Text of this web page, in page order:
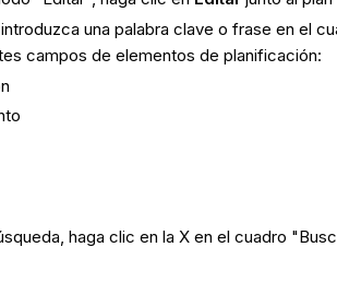
una palabra clave o frase en el
campos de elementos de planificación:
haga clic en la X en el cuadro